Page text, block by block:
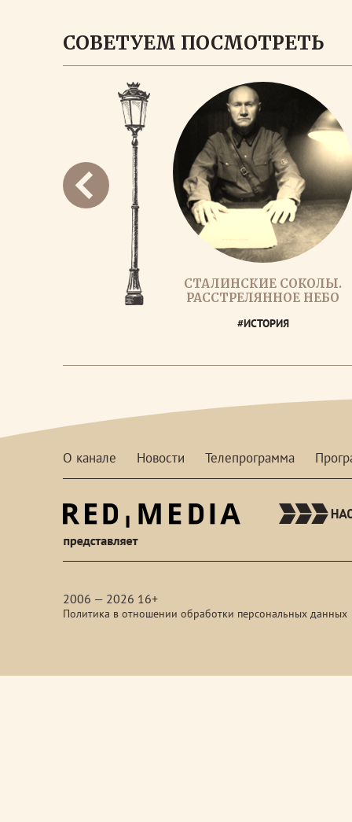
СОВЕТУЕМ ПОСМОТРЕТЬ
СТАЛИНСКИЕ СОКОЛЫ.
РАССТРЕЛЯННОЕ НЕБО
#ИСТОРИЯ
О канале Новости Телепрограмма
2006 — 2026 16+
Политика в отношении обработки персональных данных